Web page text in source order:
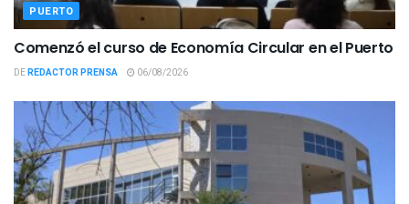
PUERTO
Comenzó el curso de Economía Circular en el Puerto
DEREDACTOR PRENSA 06/08/2026